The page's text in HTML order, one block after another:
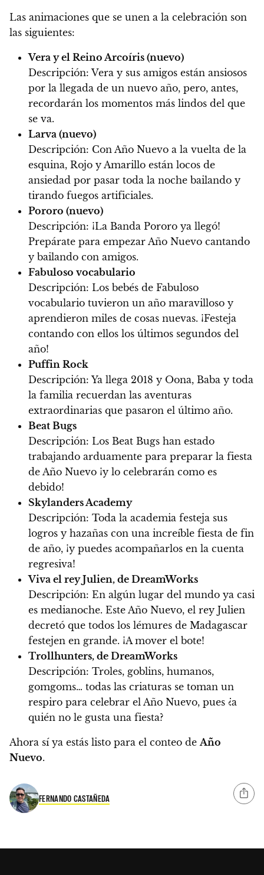
Las animaciones que se unen a la celebración son
las siguientes:
Vera y el Reino Arcoíris (nuevo)
Descripción:Vera y sus amigos están ansiosos
por la llegada de un nuevo año, pero, antes,
recordarán los momentos más lindos del que
se va.
Larva (nuevo)
Descripción: Con Año Nuevo a la vuelta de la
esquina, Rojo y Amarillo están locos de
ansiedad por pasar toda la noche bailando y
tirando fuegos artificiales.
Pororo (nuevo)
Descripción: ¡La Banda Pororo ya llegó!
Prepárate para empezar Año Nuevo cantando
y bailando con amigos.
Fabuloso vocabulario
Descripción: Los bebés de Fabuloso
vocabulario tuvieron un año maravilloso y
aprendieron miles de cosas nuevas. ¡Festeja
contando con ellos los últimos segundos del
año!
Puffin Rock
Descripción: Ya llega 2018 y Oona, Baba y toda
la familia recuerdan las aventuras
extraordinarias que pasaron el último año.
Beat Bugs
Descripción: Los Beat Bugs han estado
trabajando arduamente para preparar la fiesta
de Año Nuevo ¡y lo celebrarán como es
debido!
Skylanders Academy
Descripción: Toda la academia festeja sus
logros y hazañas con una increíble fiesta de fin
de año, ¡y puedes acompañarlos en la cuenta
regresiva!
Viva el rey Julien, de DreamWorks
Descripción: En algún lugar del mundo ya casi
es medianoche. Este Año Nuevo, el rey Julien
decretó que todos los lémures de Madagascar
festejen en grande. ¡A mover el bote!
Trollhunters, de DreamWorks
Descripción: Troles, goblins, humanos,
gomgoms… todas las criaturas se toman un
respiro para celebrar el Año Nuevo, pues ¿a
quién no le gusta una fiesta?
Ahora sí ya estás listo para el conteo deAño
Nuevo.
FERNANDO CASTAÑEDA